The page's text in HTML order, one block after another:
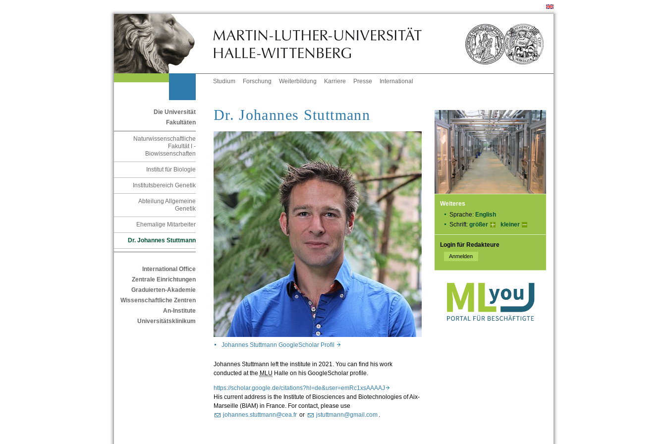
Studium Forschung Weiterbildung Karriere Presse International
Die Universität
Fakultäten
Naturwissenschaftliche
Fakultät I -
Biowissenschaften
Institut für Biologie
Institutsbereich Genetik
Abteilung Allgemeine
Genetik
Ehemalige Mitarbeiter
Dr. Johannes Stuttmann
International Office
Zentrale Einrichtungen
Graduierten-Akademie
Wissenschaftliche Zentren
An-Institute
Universitätsklinikum
Weiteres
Sprache: English
Schrift: größer kleiner
Login für Redakteure
Dr. Johannes Stuttmann
Johannes Stuttmann GoogleScholar Profil
Johannes Stuttmann left the institute in 2021. You can find his work
conducted at the MLU Halle on his GoogleScholar profile.
https://scholar.google.de/citations?hl=de&user=emRc1xsAAAAJ
His current address is the Institute of Biosciences and Biotechnologies of Aix-
Marseille (BIAM) in France. For contact, please use
johannes.stuttmann@cea.fr or jstuttmann@gmail.com .